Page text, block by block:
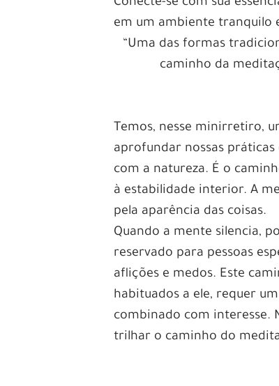
em um ambiente tranquilo
“Uma das formas
caminho da
Temos, nesse minirretiro,
aprofundar nossas
com a natureza. É o
à estabilidade interior. A
pela aparência das coisas.
Quando a mente silencia,
reservado para pessoas
aflições e medos. Este
habituados a ele, requer
combinado com interesse.
trilhar o caminho do